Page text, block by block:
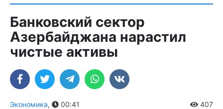
Банковский сектор
Азербайджана нарастил
чистые активы
Экономика, 00:41 407